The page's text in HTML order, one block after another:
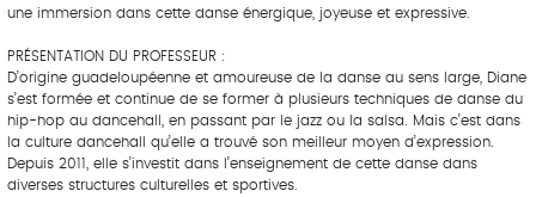
une immersion dans cette danse énergique, joyeuse et expressive.
PRÉSENTATION DU PROFESSEUR :
D’origine guadeloupéenne et amoureuse de la danse au sens large, Diane
s’est formée et continue de se former à plusieurs techniques de danse du
hip-hop au dancehall, en passant par le jazz ou la salsa. Mais c’est dans
la culture dancehall qu’elle a trouvé son meilleur moyen d’expression.
Depuis 2011, elle s’investit dans l’enseignement de cette danse dans
diverses structures culturelles et sportives.